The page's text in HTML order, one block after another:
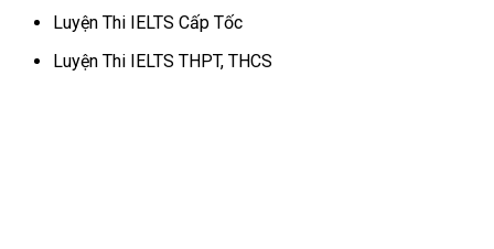
Luyện Thi IELTS Cấp Tốc
Luyện Thi IELTS THPT, THCS